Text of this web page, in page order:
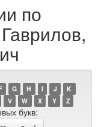
по
G H I J
K
V W X Y Z
букв: